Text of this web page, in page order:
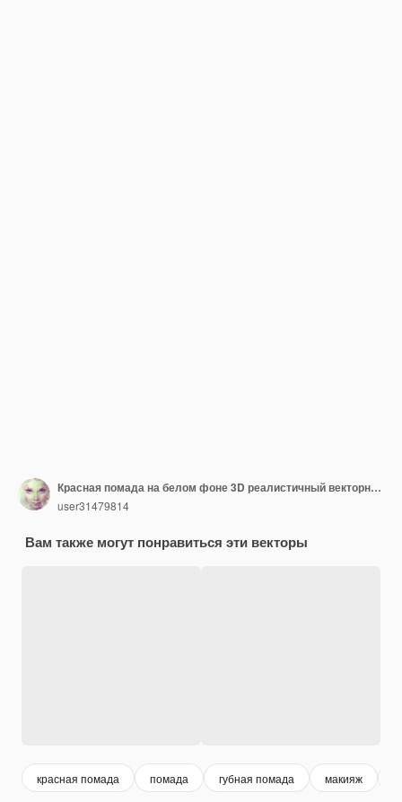
Красная помада на белом фоне 3D реалистичный векторный шаблон помады Иллюстрация
user31479814
Вам также могут понравиться эти векторы
красная помада помада губная помада макияж